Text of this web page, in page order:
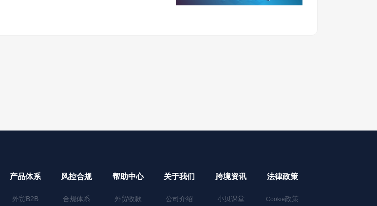
产品体系
外贸B2B
风控合规
合规体系
帮助中心
外贸收款
关于我们
公司介绍
跨境资讯
小贝课堂
法律政策
Cookie政策